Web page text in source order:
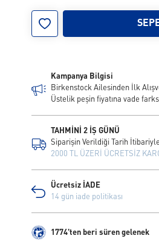
43
Kampanya Bilgisi
Birkenstock Ailesinden İlk
Üstelik peşin fiyatına vade
TAHMİNİ 2 İŞ GÜNÜ
Siparişin Verildiği Tarih İtibariyle
2000 TL ÜZERİ ÜCRETSİZ
Ücretsiz İADE
14 gün iade politikası
1774'ten beri süren gelenek